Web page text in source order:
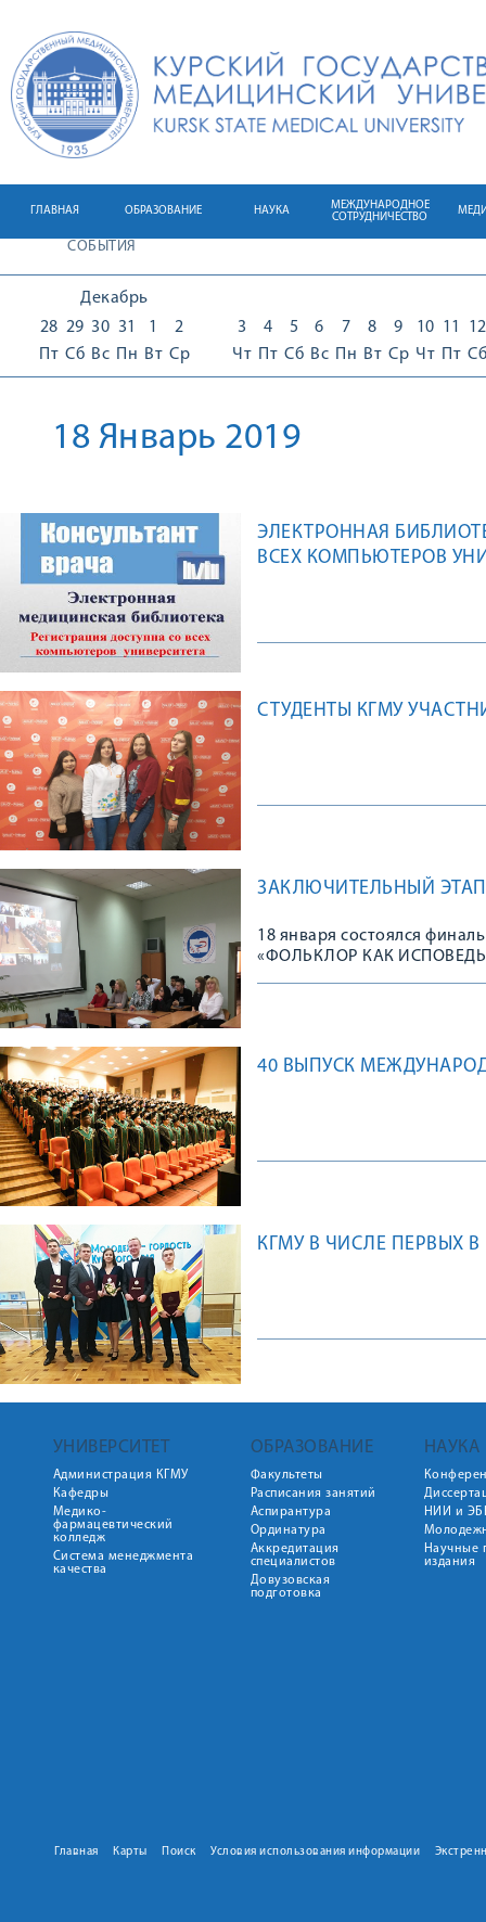
ГЛАВНАЯ ОБРАЗОВАНИЕ НАУКА
МЕЖДУНАРОДНОЕ
СОТРУДНИЧЕСТВО
СОБЫТИЯ
Декабрь
28
Пт
29
Сб
30
Вс
31
Пн
1
Вт
2
Ср
3
Чт
4
Пт
5
Сб
6
Вс
7
Пн
8
Вт
9
Ср
10
Чт
11
Пт
12
Сб
18 Январь 2019
ЭЛЕКТРОННАЯ
ВСЕХ КОМПЬЮТЕРОВ
СТУДЕНТЫ КГМУ
ЗАКЛЮЧИТЕЛЬНЫЙ
18 января состоялся
«ФОЛЬКЛОР КАК
40 ВЫПУСК
КГМУ В ЧИСЛЕ ПЕРВЫХ В
УНИВЕРСИТЕТ
Администрация КГМУ
Кафедры
Медико-
фармацевтический
колледж
Система менеджмента
качества
ОБРАЗОВАНИЕ
Факультеты
Расписания занятий
Аспирантура
Ординатура
Аккредитация
специалистов
Довузовская
подготовка
НАУКА
НИИ и
Научные
издания
Главная Карты Поиск Условия использования информации